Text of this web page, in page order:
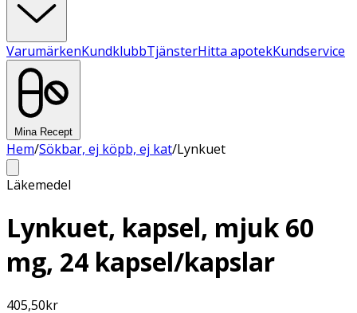
VarumärkenKundklubbTjänsterHitta apotekKundservice
Mina Recept
Hem/Sökbar, ej köpb, ej kat/Lynkuet
Läkemedel
Lynkuet, kapsel, mjuk 60
mg, 24 kapsel/kapslar
405,50kr